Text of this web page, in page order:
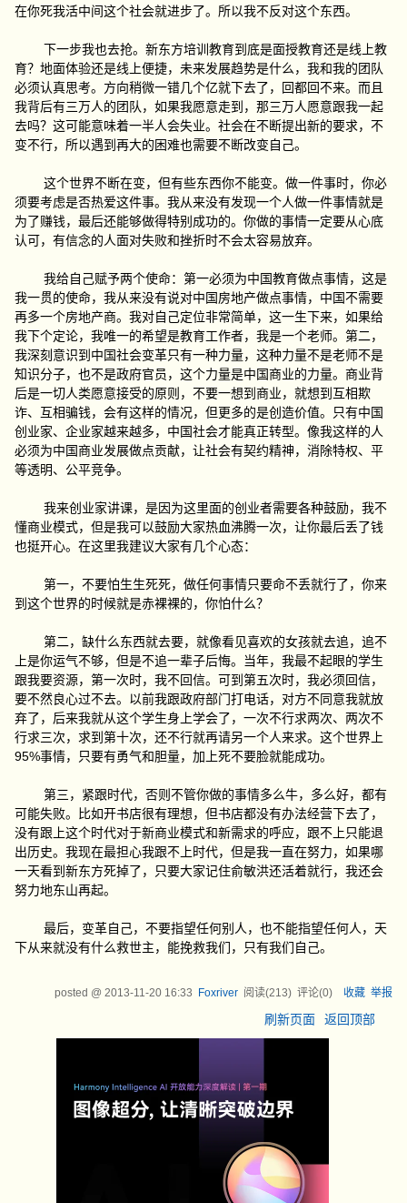
在你死我活中间这个社会就进步了。所以我不反对这个东西。
下一步我也去抢。新东方培训教育到底是面授教育还是线上教
育？地面体验还是线上便捷，未来发展趋势是什么，我和我的团队
必须认真思考。方向稍微一错几个亿就下去了，回都回不来。而且
我背后有三万人的团队，如果我愿意走到，那三万人愿意跟我一起
去吗？这可能意味着一半人会失业。社会在不断提出新的要求，不
变不行，所以遇到再大的困难也需要不断改变自己。
这个世界不断在变，但有些东西你不能变。做一件事时，你必
须要考虑是否热爱这件事。我从来没有发现一个人做一件事情就是
为了赚钱，最后还能够做得特别成功的。你做的事情一定要从心底
认可，有信念的人面对失败和挫折时不会太容易放弃。
我给自己赋予两个使命：第一必须为中国教育做点事情，这是
我一贯的使命，我从来没有说对中国房地产做点事情，中国不需要
再多一个房地产商。我对自己定位非常简单，这一生下来，如果给
我下个定论，我唯一的希望是教育工作者，我是一个老师。第二，
我深刻意识到中国社会变革只有一种力量，这种力量不是老师不是
知识分子，也不是政府官员，这个力量是中国商业的力量。商业背
后是一切人类愿意接受的原则，不要一想到商业，就想到互相欺
诈、互相骗钱，会有这样的情况，但更多的是创造价值。只有中国
创业家、企业家越来越多，中国社会才能真正转型。像我这样的人
必须为中国商业发展做点贡献，让社会有契约精神，消除特权、平
等透明、公平竞争。
我来创业家讲课，是因为这里面的创业者需要各种鼓励，我不
懂商业模式，但是我可以鼓励大家热血沸腾一次，让你最后丢了钱
也挺开心。在这里我建议大家有几个心态：
第一，不要怕生生死死，做任何事情只要命不丢就行了，你来
到这个世界的时候就是赤裸裸的，你怕什么？
第二，缺什么东西就去要，就像看见喜欢的女孩就去追，追不
上是你运气不够，但是不追一辈子后悔。当年，我最不起眼的学生
跟我要资源，第一次时，我不回信。可到第五次时，我必须回信，
要不然良心过不去。以前我跟政府部门打电话，对方不同意我就放
弃了，后来我就从这个学生身上学会了，一次不行求两次、两次不
行求三次，求到第十次，还不行就再请另一个人来求。这个世界上
95%事情，只要有勇气和胆量，加上死不要脸就能成功。
第三，紧跟时代，否则不管你做的事情多么牛，多么好，都有
可能失败。比如开书店很有理想，但书店都没有办法经营下去了，
没有跟上这个时代对于新商业模式和新需求的呼应，跟不上只能退
出历史。我现在最担心我跟不上时代，但是我一直在努力，如果哪
一天看到新东方死掉了，只要大家记住俞敏洪还活着就行，我还会
努力地东山再起。
最后，变革自己，不要指望任何别人，也不能指望任何人，天
下从来就没有什么救世主，能挽救我们，只有我们自己。
posted @ 2013-11-20 16:33 Foxriver阅读(213) 评论(0) 收藏 举报
刷新页面 返回顶部